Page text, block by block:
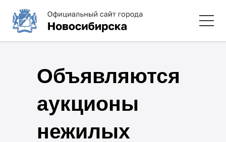
Объявляются
аукционы
нежилых